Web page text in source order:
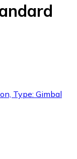
Type: Gimbal